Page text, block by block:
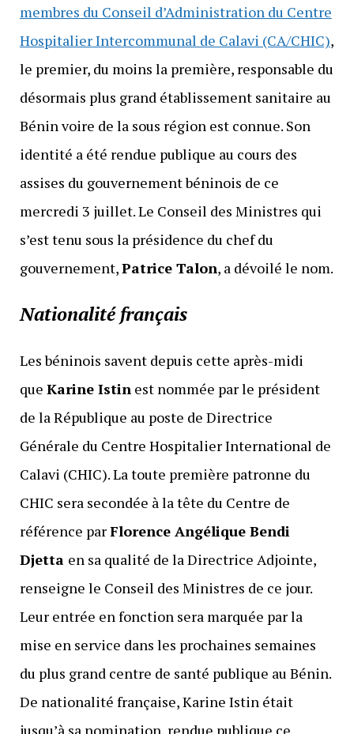
membres du Conseil d’Administration du Centre
Hospitalier Intercommunal de Calavi (CA/CHIC),
le premier, du moins la première, responsable du
désormais plus grand établissement sanitaire au
Bénin voire de la sous région est connue. Son
identité a été rendue publique au cours des
assises du gouvernement béninois de ce
mercredi 3 juillet. Le Conseil des Ministres qui
s’est tenu sous la présidence du chef du
gouvernement,Patrice Talon, a dévoilé le nom.
Nationalité français
Les béninois savent depuis cette après-midi
que Karine Istinest nommée par le président
de la République au poste de Directrice
Générale du Centre Hospitalier International de
Calavi (CHIC). La toute première patronne du
CHIC sera secondée à la tête du Centre de
référence parFlorence Angélique Bendi
Djetta en sa qualité de la Directrice Adjointe,
renseigne le Conseil des Ministres de ce jour.
Leur entrée en fonction sera marquée par la
mise en service dans les prochaines semaines
du plus grand centre de santé publique au Bénin.
De nationalité française, Karine Istin était